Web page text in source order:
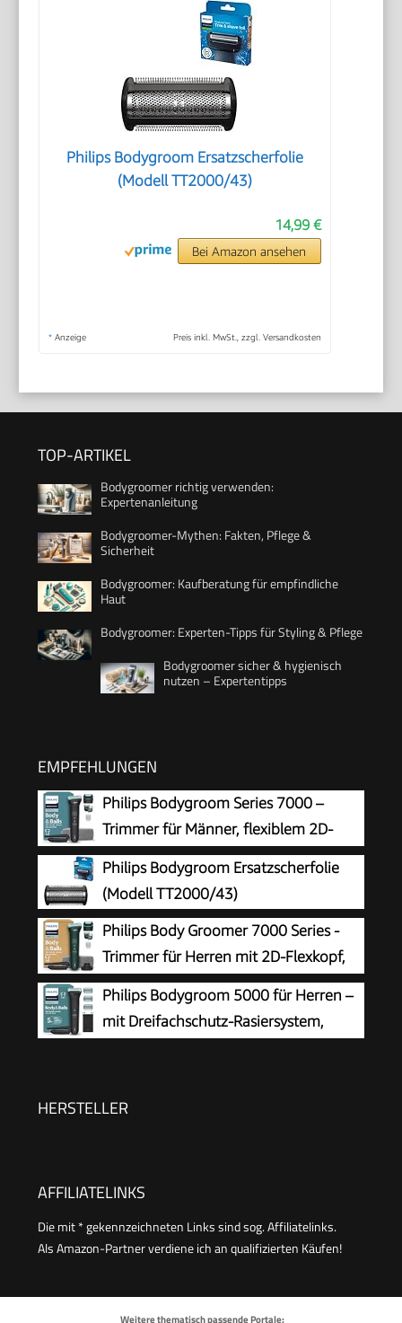
Philips Bodygroom Ersatzscherfolie
(Modell TT2000/43)
14,99 €
Bei Amazon ansehen
* Anzeige Preis inkl. MwSt., zzgl. Versandkosten
TOP-ARTIKEL
Bodygroomer richtig verwenden:
Expertenanleitung
Bodygroomer-Mythen: Fakten, Pflege &
Sicherheit
Bodygroomer: Kaufberatung für empfindliche
Haut
Bodygroomer: Experten-Tipps für Styling & Pflege
Bodygroomer sicher & hygienisch
nutzen – Expertentipps
EMPFEHLUNGEN
Philips Bodygroom Series 7000 –
Trimmer für Männer, flexiblem 2D-
Scherkopf Dreifachschutz -
austauschbare Scherköpfe, Nutzung im
Intimbereich, 100% duschfest, 120 Min.
Laufzeit, Modell BG7480/15
Philips Bodygroom Ersatzscherfolie
(Modell TT2000/43)
Philips Body Groomer 7000 Series -
Trimmer für Herren mit 2D-Flexkopf,
Triple Protect Shave System,
austauschbaren Köpfen, Intimate Trim & Shave,
100% duschfest, 120 Min. Laufzeit, Modell
Philips Bodygroom 5000 für Herren –
mit Dreifachschutz-Rasiersystem,
duschfest, 100 Min. Laufzeit, Modell BG5480/15
HERSTELLER
AFFILIATELINKS
Die mit * gekennzeichneten Links sind sog. Affiliatelinks.
Als Amazon-Partner verdiene ich an qualifizierten Käufen!
Weitere thematisch passende Portale: